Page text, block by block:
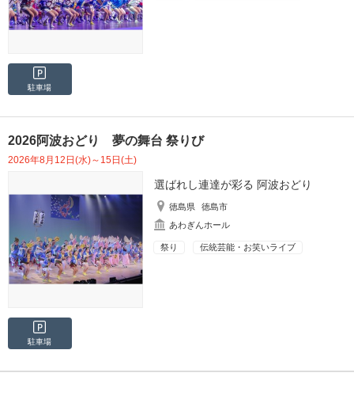
駐車場
2026阿波おどり 夢の舞台 祭りび
2026年8月12日(水)～15日(土)
選ばれし連達が彩る 阿波おどり
徳島県
徳島市
あわぎんホール
祭り 伝統芸能・お笑いライブ
駐車場